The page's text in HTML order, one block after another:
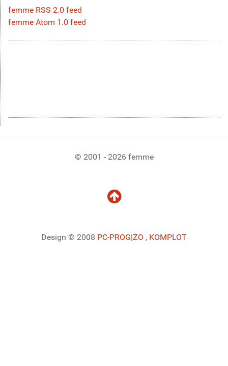
femme RSS 2.0 feed
femme Atom 1.0 feed
© 2001 - 2026 femme
Design © 2008 PC-PROG|ZO , KOMPLOT